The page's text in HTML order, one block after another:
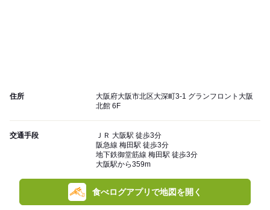
住所
大阪府大阪市北区大深町3-1 グランフロント大阪
北館 6F
交通手段
ＪＲ 大阪駅 徒歩3分
阪急線 梅田駅 徒歩3分
地下鉄御堂筋線 梅田駅 徒歩3分
大阪駅から359m
食べログアプリで地図を開く